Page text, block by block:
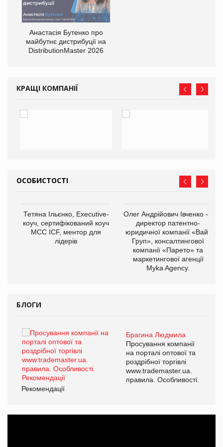
Анастасія Бутенко про
майбутнє дистрибуції на
DistributionMaster 2026
КРАЩІ КОМПАНІЇ
ОСОБИСТОСТІ
Тетяна Ільєнко, Executive-
коуч, сертифікований коуч
МСС ICF, ментор для
лідерів
Олег Андрійович Івченко —
директор патентно-
юридичної компанії «Вайз
Груп», консалтингової
компанії «Парето» та
маркетингової агенції
Myka Agency.
БЛОГИ
Брагина Людмила
Просування компанії
на порталі оптової та
роздрібної торгівлі
www.trademaster.ua.
правила. Особливості.
Рекомендації